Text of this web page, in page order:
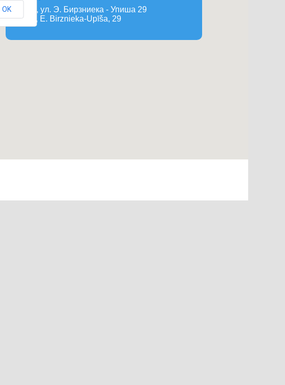
OK
Рига, ул. Э. Бирзниека - Упиша 29
Riga, E. Birznieka-Upīša, 29